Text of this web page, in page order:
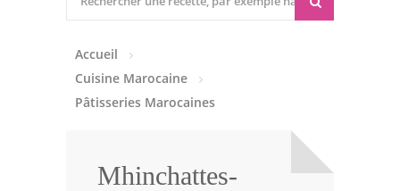
Entrées Froides
Tajines
Viandes
Accueil
Cuisine Marocaine
Pâtisseries Marocaines
Mhinchattes-